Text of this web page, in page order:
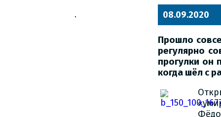
08.09.2020
Прошло
регулярно
прогулки он
когда шёл с